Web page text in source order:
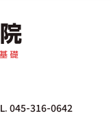
045-316-0642